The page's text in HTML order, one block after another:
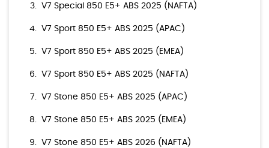
V7 Special 850 E5+ ABS 2025 (NAFTA)
V7 Sport 850 E5+ ABS 2025 (APAC)
V7 Sport 850 E5+ ABS 2025 (EMEA)
V7 Sport 850 E5+ ABS 2025 (NAFTA)
V7 Stone 850 E5+ ABS 2025 (APAC)
V7 Stone 850 E5+ ABS 2025 (EMEA)
V7 Stone 850 E5+ ABS 2026 (NAFTA)